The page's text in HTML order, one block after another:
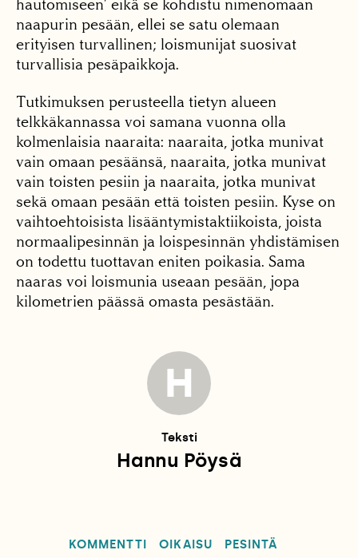
hautomiseen’ eikä se kohdistu nimenomaan
naapurin pesään, ellei se satu olemaan
erityisen turvallinen; loismunijat suosivat
turvallisia pesäpaikkoja.
Tutkimuksen perusteella tietyn alueen
telkkäkannassa voi samana vuonna olla
kolmenlaisia naaraita: naaraita, jotka munivat
vain omaan pesäänsä, naaraita, jotka munivat
vain toisten pesiin ja naaraita, jotka munivat
sekä omaan pesään että toisten pesiin. Kyse on
vaihtoehtoisista lisääntymistaktiikoista, joista
normaalipesinnän ja loispesinnän yhdistämisen
on todettu tuottavan eniten poikasia. Sama
naaras voi loismunia useaan pesään, jopa
kilometrien päässä omasta pesästään.
H
Teksti
Hannu Pöysä
KOMMENTTI OIKAISU
PESINTÄ